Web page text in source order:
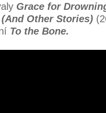
Grace for
Other Stories)
To the Bone.